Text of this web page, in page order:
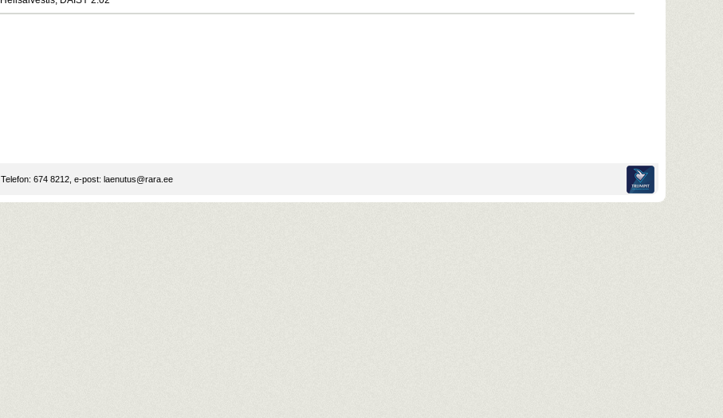
Telefon: 674 8212, e-post: laenutus@rara.ee